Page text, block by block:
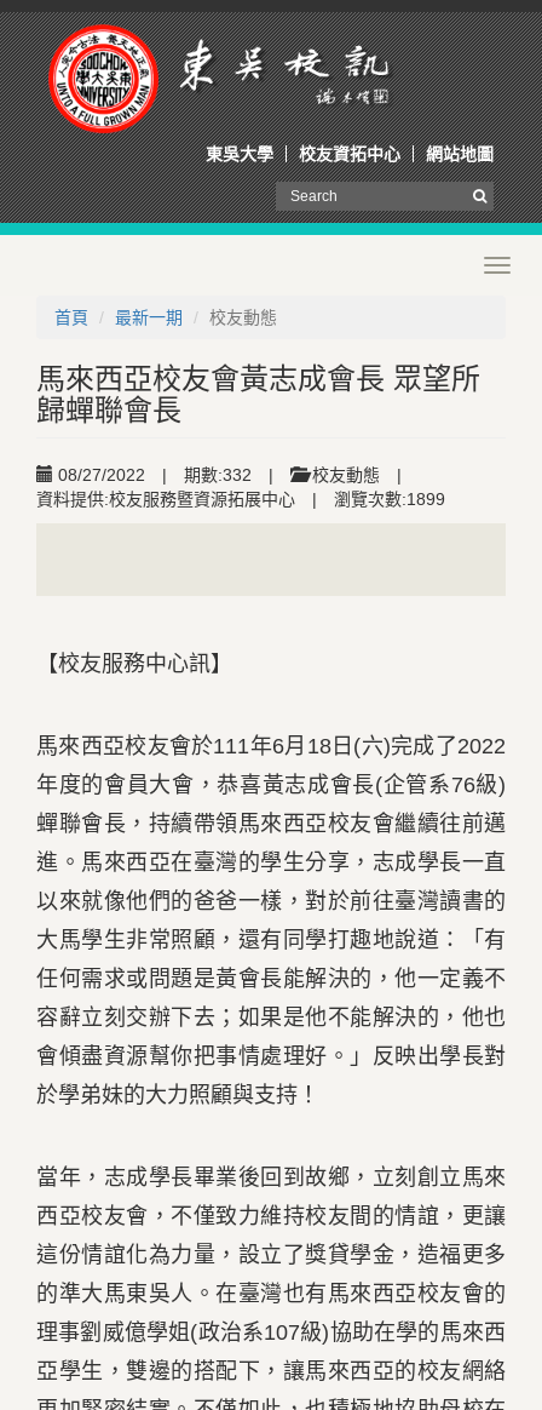
東吳大學 校友資拓中心 網站地圖
首頁
最新一期 校友動態
馬來西亞校友會黃志成會長 眾望所
歸蟬聯會長
08/27/2022 | 期數:332 | 校友動態
|
資料提供:校友服務暨資源拓展中心
| 瀏覽次數:1899
【校友服務中心訊】
馬來西亞校友會於111年6月18日(六)完成了2022
年度的會員大會，恭喜黃志成會長(企管系76級)
蟬聯會長，持續帶領馬來西亞校友會繼續往前邁
進。馬來西亞在臺灣的學生分享，志成學長一直
以來就像他們的爸爸一樣，對於前往臺灣讀書的
大馬學生非常照顧，還有同學打趣地說道：「有
任何需求或問題是黃會長能解決的，他一定義不
容辭立刻交辦下去；如果是他不能解決的，他也
會傾盡資源幫你把事情處理好。」反映出學長對
於學弟妹的大力照顧與支持！
當年，志成學長畢業後回到故鄉，立刻創立馬來
西亞校友會，不僅致力維持校友間的情誼，更讓
這份情誼化為力量，設立了獎貸學金，造福更多
的準大馬東吳人。在臺灣也有馬來西亞校友會的
理事劉威億學姐(政治系107級)協助在學的馬來西
亞學生，雙邊的搭配下，讓馬來西亞的校友網絡